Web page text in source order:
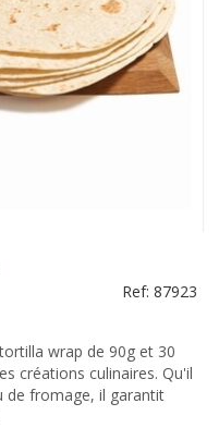
Ref: 87923
wrap de 90g et 30
créations culinaires. Qu'il
de fromage, il garantit